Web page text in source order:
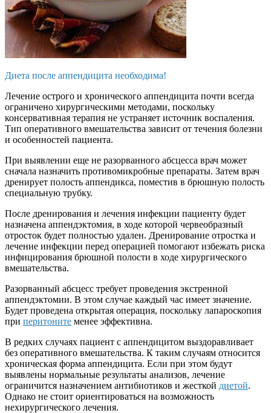
Диета после аппендицита необходима!
Лечение острого и хронического аппендицита почти всегда
ограничено хирургическими методами, поскольку
консервативная терапия не устраняет источник воспаления.
Тип оперативного вмешательства зависит от течения болезни
и особенностей пациента.
При выявлении еще не разорванного абсцесса врач может
сначала назначить противомикробные препараты. Затем врач
дренирует полость аппендикса, поместив в брюшную полость
специальную трубку.
После дренирования и лечения инфекции пациенту будет
назначена аппендэктомия, в ходе которой червеобразный
отросток будет полностью удален. Дренирование отростка и
лечение инфекции перед операцией помогают избежать риска
инфицирования брюшной полости в ходе хирургического
вмешательства.
Разорванный абсцесс требует проведения экстренной
аппендэктомии. В этом случае каждый час имеет значение.
Будет проведена открытая операция, поскольку лапароскопия
при перитоните менее эффективна.
В редких случаях пациент с аппендицитом выздоравливает
без оперативного вмешательства. К таким случаям относится
хроническая форма аппендицита. Если при этом будут
выявлены нормальные результаты анализов, лечение
ограничится назначением антибиотиков и жесткой диетой.
Однако не стоит ориентироваться на возможность
нехирургического лечения.